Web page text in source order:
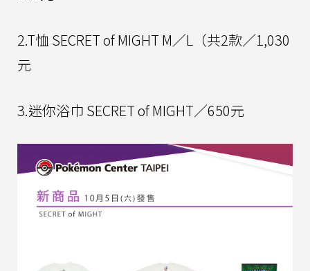
2.T恤 SECRET of MIGHT M／L（共2款／1,030
元
3.迷你浴巾 SECRET of MIGHT／650元